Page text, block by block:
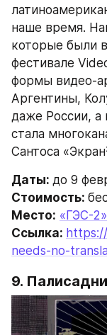
наше время.
которые были
фестивале
формы видео-
Аргентины,
даже России, а
стала
Сантоса
Даты: до 9
Стоимость:
Место: «ГЭС-2»
Ссылка:
needs-no-
9.